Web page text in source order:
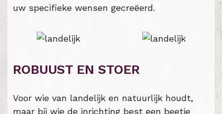
uw specifieke wensen gecreëerd.
ROBUUST EN STOER
Voor wie van landelijk en natuurlijk houdt,
maar bij wie de inrichting best een beetje